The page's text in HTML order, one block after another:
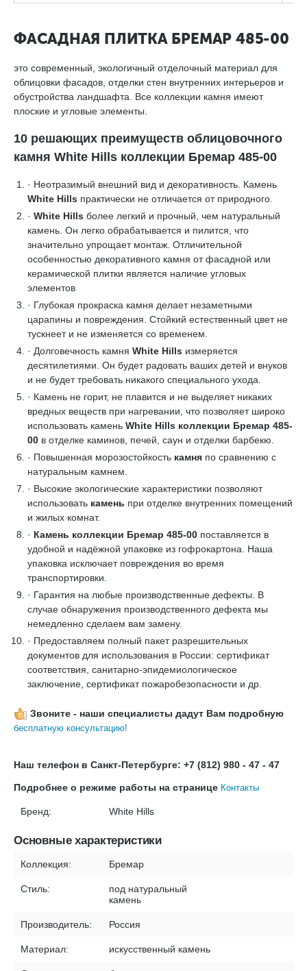
ФАСАДНАЯ ПЛИТКА БРЕМАР 485-00
это современный, экологичный отделочный материал для
облицовки фасадов, отделки стен внутренних интерьеров и
обустройства ландшафта. Все коллекции камня имеют
плоские и угловые элементы.
10 решающих преимуществ облицовочного
камня White Hills коллекции Бремар 485-00
· Неотразимый внешний вид и декоративность. Камень
White Hills практически не отличается от природного.
· White Hills более легкий и прочный, чем натуральный
камень. Он легко обрабатывается и пилится, что
значительно упрощает монтаж. Отличительной
особенностью декоративного камня от фасадной или
керамической плитки является наличие угловых
элементов
· Глубокая прокраска камня делает незаметными
царапины и повреждения. Стойкий естественный цвет не
тускнеет и не изменяется со временем.
· Долговечность камня White Hills измеряется
десятилетиями. Он будет радовать ваших детей и внуков
и не будет требовать никакого специального ухода.
· Камень не горит, не плавится и не выделяет никаких
вредных веществ при нагревании, что позволяет широко
использовать камень White Hills коллекции Бремар 485-
00 в отделке каминов, печей, саун и отделки барбекю.
· Повышенная морозостойкость камня по сравнению с
натуральным камнем.
· Высокие экологические характеристики позволяют
использовать камень при отделке внутренних помещений
и жилых комнат.
· Камень коллекции Бремар 485-00 поставляется в
удобной и надёжной упаковке из гофрокартона. Наша
упаковка исключает повреждения во время
транспортировки.
· Гарантия на любые производственные дефекты. В
случае обнаружения производственного дефекта мы
немедленно сделаем вам замену.
· Предоставляем полный пакет разрешительных
документов для использования в России: сертификат
соответствия, санитарно-эпидемиологическое
заключение, сертификат пожаробезопасности и др.
Звоните - наши специалисты дадут Вам подробную
бесплатную консультацию!
Наш телефон в Санкт-Петербурге: +7 (812) 980 - 47 - 47
Подробнее о режиме работы на странице Контакты
Бренд: White Hills
Основные характеристики
Коллекция: Бремар
Стиль:
под натуральный
камень
Производитель: Россия
Материал: искусственный камень